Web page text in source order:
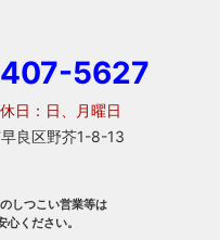
5627
月曜日
芥1-8-13
しつこい営業等は
ください。